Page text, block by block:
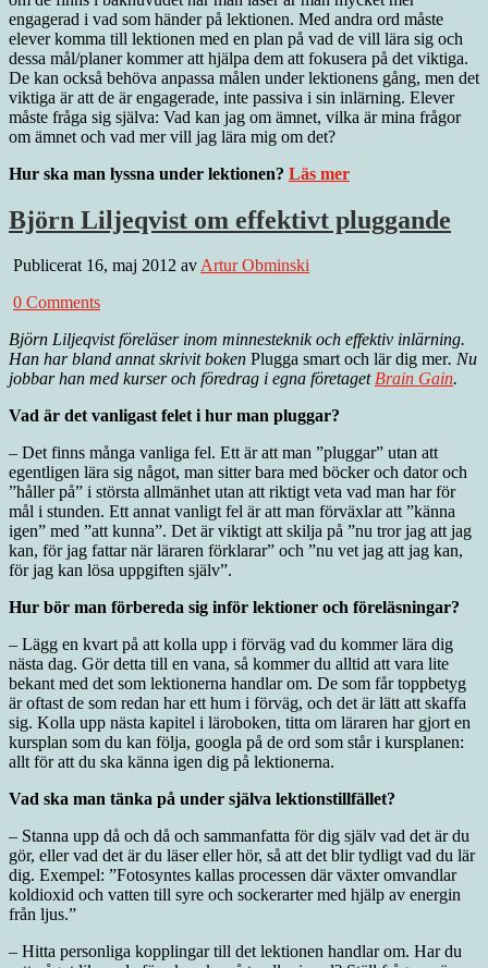
engagerad i vad som händer på lektionen. Med andra ord måste
elever komma till lektionen med en plan på vad de vill lära sig och
dessa mål/planer kommer att hjälpa dem att fokusera på det viktiga.
De kan också behöva anpassa målen under lektionens gång, men det
viktiga är att de är engagerade, inte passiva i sin inlärning. Elever
måste fråga sig själva: Vad kan jag om ämnet, vilka är mina frågor
om ämnet och vad mer vill jag lära mig om det?
Hur ska man lyssna under lektionen? Läs mer
Björn Liljeqvist om effektivt pluggande
Publicerat 16, maj 2012 avArtur Obminski
0 Comments
Björn Liljeqvist föreläser inom minnesteknik och effektiv inlärning.
Han har bland annat skrivit boken Plugga smart och lär dig mer. Nu
jobbar han med kurser och föredrag i egna företagetBrain Gain.
Vad är det vanligast felet i hur man pluggar?
– Det finns många vanliga fel. Ett är att man ”pluggar” utan att
egentligen lära sig något, man sitter bara med böcker och dator och
”håller på” i största allmänhet utan att riktigt veta vad man har för
mål i stunden. Ett annat vanligt fel är att man förväxlar att ”känna
igen” med ”att kunna”. Det är viktigt att skilja på ”nu tror jag att jag
kan, för jag fattar när läraren förklarar” och ”nu vet jag att jag kan,
för jag kan lösa uppgiften själv”.
Hur bör man förbereda sig inför lektioner och föreläsningar?
– Lägg en kvart på att kolla upp i förväg vad du kommer lära dig
nästa dag. Gör detta till en vana, så kommer du alltid att vara lite
bekant med det som lektionerna handlar om. De som får toppbetyg
är oftast de som redan har ett hum i förväg, och det är lätt att skaffa
sig. Kolla upp nästa kapitel i läroboken, titta om läraren har gjort en
kursplan som du kan följa, googla på de ord som står i kursplanen:
allt för att du ska känna igen dig på lektionerna.
Vad ska man tänka på under själva lektionstillfället?
– Stanna upp då och då och sammanfatta för dig själv vad det är du
gör, eller vad det är du läser eller hör, så att det blir tydligt vad du lär
dig. Exempel: ”Fotosyntes kallas processen där växter omvandlar
koldioxid och vatten till syre och sockerarter med hjälp av energin
från ljus.”
– Hitta personliga kopplingar till det lektionen handlar om. Har du